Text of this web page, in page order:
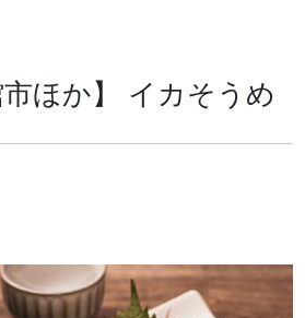
ほか】 イカそうめ